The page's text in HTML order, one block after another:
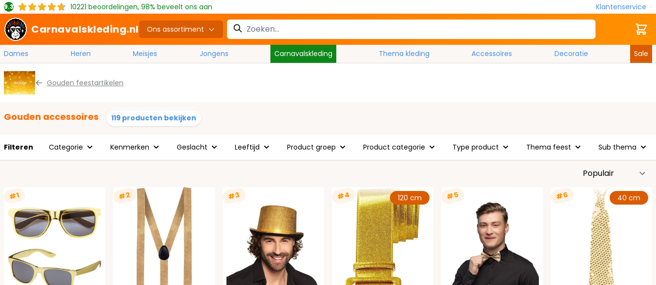
9.3 10221 beoordelingen, 98% beveelt ons aan Klantenservice
Carnavalskleding.nl Ons assortiment
Zoek Cart
Dames Heren Meisjes Jongens Carnavalskleding Thema kleding Accessoires Decoratie
Sale
Gouden feestartikelen
Gouden accessoires 119 producten bekijken
Filteren Categorie Kenmerken Geslacht Leeftijd Product groep Product categorie Type product Thema feest Sub thema
#1 #2 #3 #4 120 cm #5 #6 40 cm